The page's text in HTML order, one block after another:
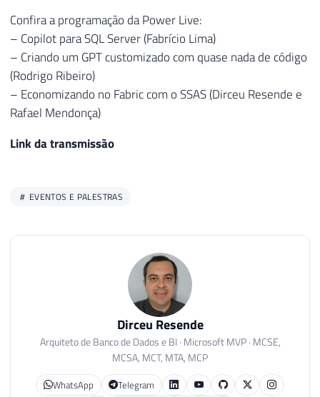
Confira a programação da Power Live:
– Copilot para SQL Server (Fabrício Lima)
– Criando um GPT customizado com quase nada de código
(Rodrigo Ribeiro)
– Economizando no Fabric com o SSAS (Dirceu Resende e
Rafael Mendonça)
Link da transmissão
EVENTOS E PALESTRAS
Dirceu Resende
Arquiteto de Banco de Dados e BI · Microsoft MVP · MCSE,
MCSA, MCT, MTA, MCP
WhatsApp
Telegram